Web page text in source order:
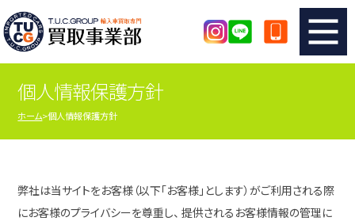
TUCのカンタン査定
査定の注意事項 メーカー別査定フォーム
TUCの買取実績 買取屋さんのスタッフblog
個人情報保護方針
ホーム 個人情報保護方針
弊社は当サイトをお客様（以下「お客様」とします）がご利用される際
にお客様のプライバシーを尊重し、 提供されるお客様情報の管理に